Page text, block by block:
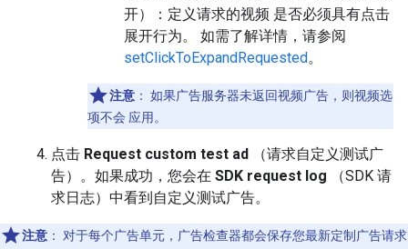
开）：定义请求的视频 是否必须具有点击
展开行为。 如需了解详情，请参阅
setClickToExpandRequested。
注意 ： 如果广告服务器未返回视频广告，则视频选
项不会 应用。
点击 Request custom test ad （请求自定义测试广
告）。如果成功，您会在 SDK request log （SDK 请
求日志）中看到自定义测试广告。
注意 ：
对于每个广告单元，广告检查器都会保存您最新定制广告请求